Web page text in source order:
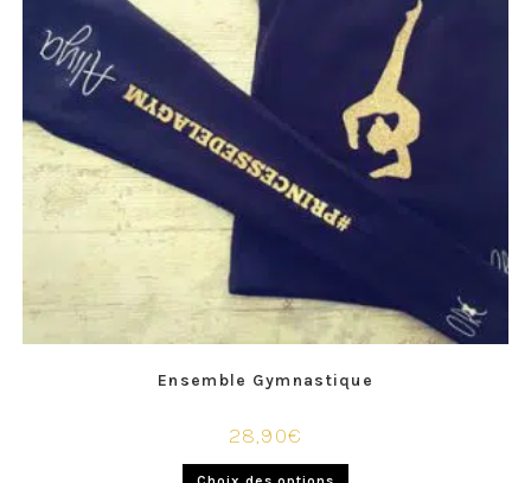
Ensemble Gymnastique
28,90€